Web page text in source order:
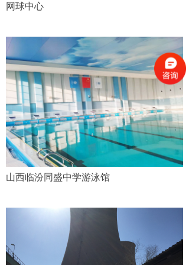
网球中心
山西临汾同盛中学游泳馆